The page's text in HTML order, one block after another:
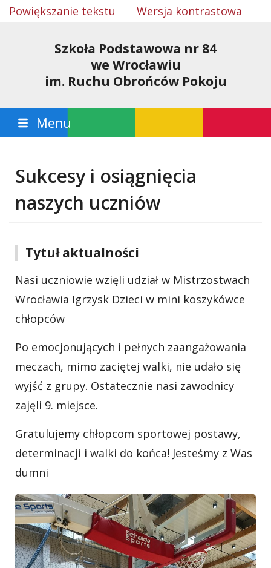
Powiększanie tekstu Wersja kontrastowa
Szkoła Podstawowa nr 84
we Wrocławiu
im. Ruchu Obrońców Pokoju
Menu
Sukcesy i osiągnięcia
naszych uczniów
Tytuł aktualności
Nasi uczniowie wzięli udział w Mistrzostwach
Wrocławia Igrzysk Dzieci w mini koszykówce
chłopców
Po emocjonujących i pełnych zaangażowania
meczach, mimo zaciętej walki, nie udało się
wyjść z grupy. Ostatecznie nasi zawodnicy
zajęli 9. miejsce.
Gratulujemy chłopcom sportowej postawy,
determinacji i walki do końca! Jesteśmy z Was
dumni